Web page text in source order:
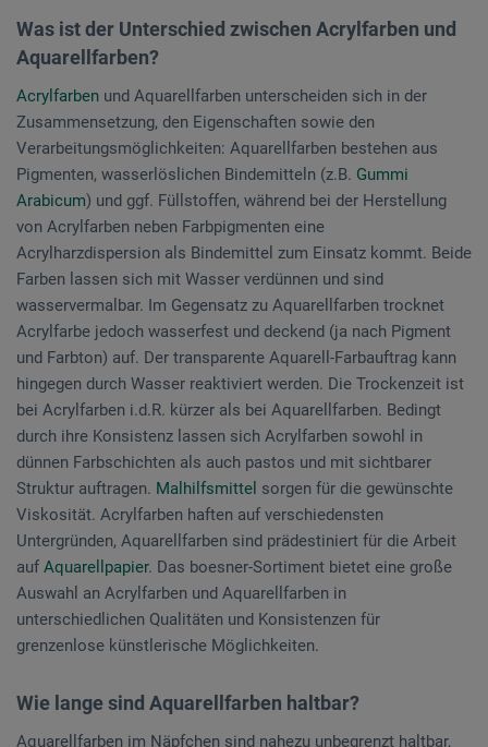
Was ist der Unterschied zwischen Acrylfarben und
Aquarellfarben?
Acrylfarben und Aquarellfarben unterscheiden sich in der
Zusammensetzung, den Eigenschaften sowie den
Verarbeitungsmöglichkeiten: Aquarellfarben bestehen aus
Pigmenten, wasserlöslichen Bindemitteln (z.B. Gummi
Arabicum) und ggf. Füllstoffen, während bei der Herstellung
von Acrylfarben neben Farbpigmenten eine
Acrylharzdispersion als Bindemittel zum Einsatz kommt. Beide
Farben lassen sich mit Wasser verdünnen und sind
wasservermalbar. Im Gegensatz zu Aquarellfarben trocknet
Acrylfarbe jedoch wasserfest und deckend (ja nach Pigment
und Farbton) auf. Der transparente Aquarell-Farbauftrag kann
hingegen durch Wasser reaktiviert werden. Die Trockenzeit ist
bei Acrylfarben i.d.R. kürzer als bei Aquarellfarben. Bedingt
durch ihre Konsistenz lassen sich Acrylfarben sowohl in
dünnen Farbschichten als auch pastos und mit sichtbarer
Struktur auftragen. Malhilfsmittel sorgen für die gewünschte
Viskosität. Acrylfarben haften auf verschiedensten
Untergründen, Aquarellfarben sind prädestiniert für die Arbeit
auf Aquarellpapier. Das boesner-Sortiment bietet eine große
Auswahl an Acrylfarben und Aquarellfarben in
unterschiedlichen Qualitäten und Konsistenzen für
grenzenlose künstlerische Möglichkeiten.
Wie lange sind Aquarellfarben haltbar?
Aquarellfarben im Näpfchen sind nahezu unbegrenzt haltbar,